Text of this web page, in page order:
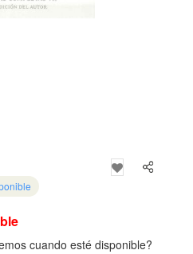
cuando esté disponible?